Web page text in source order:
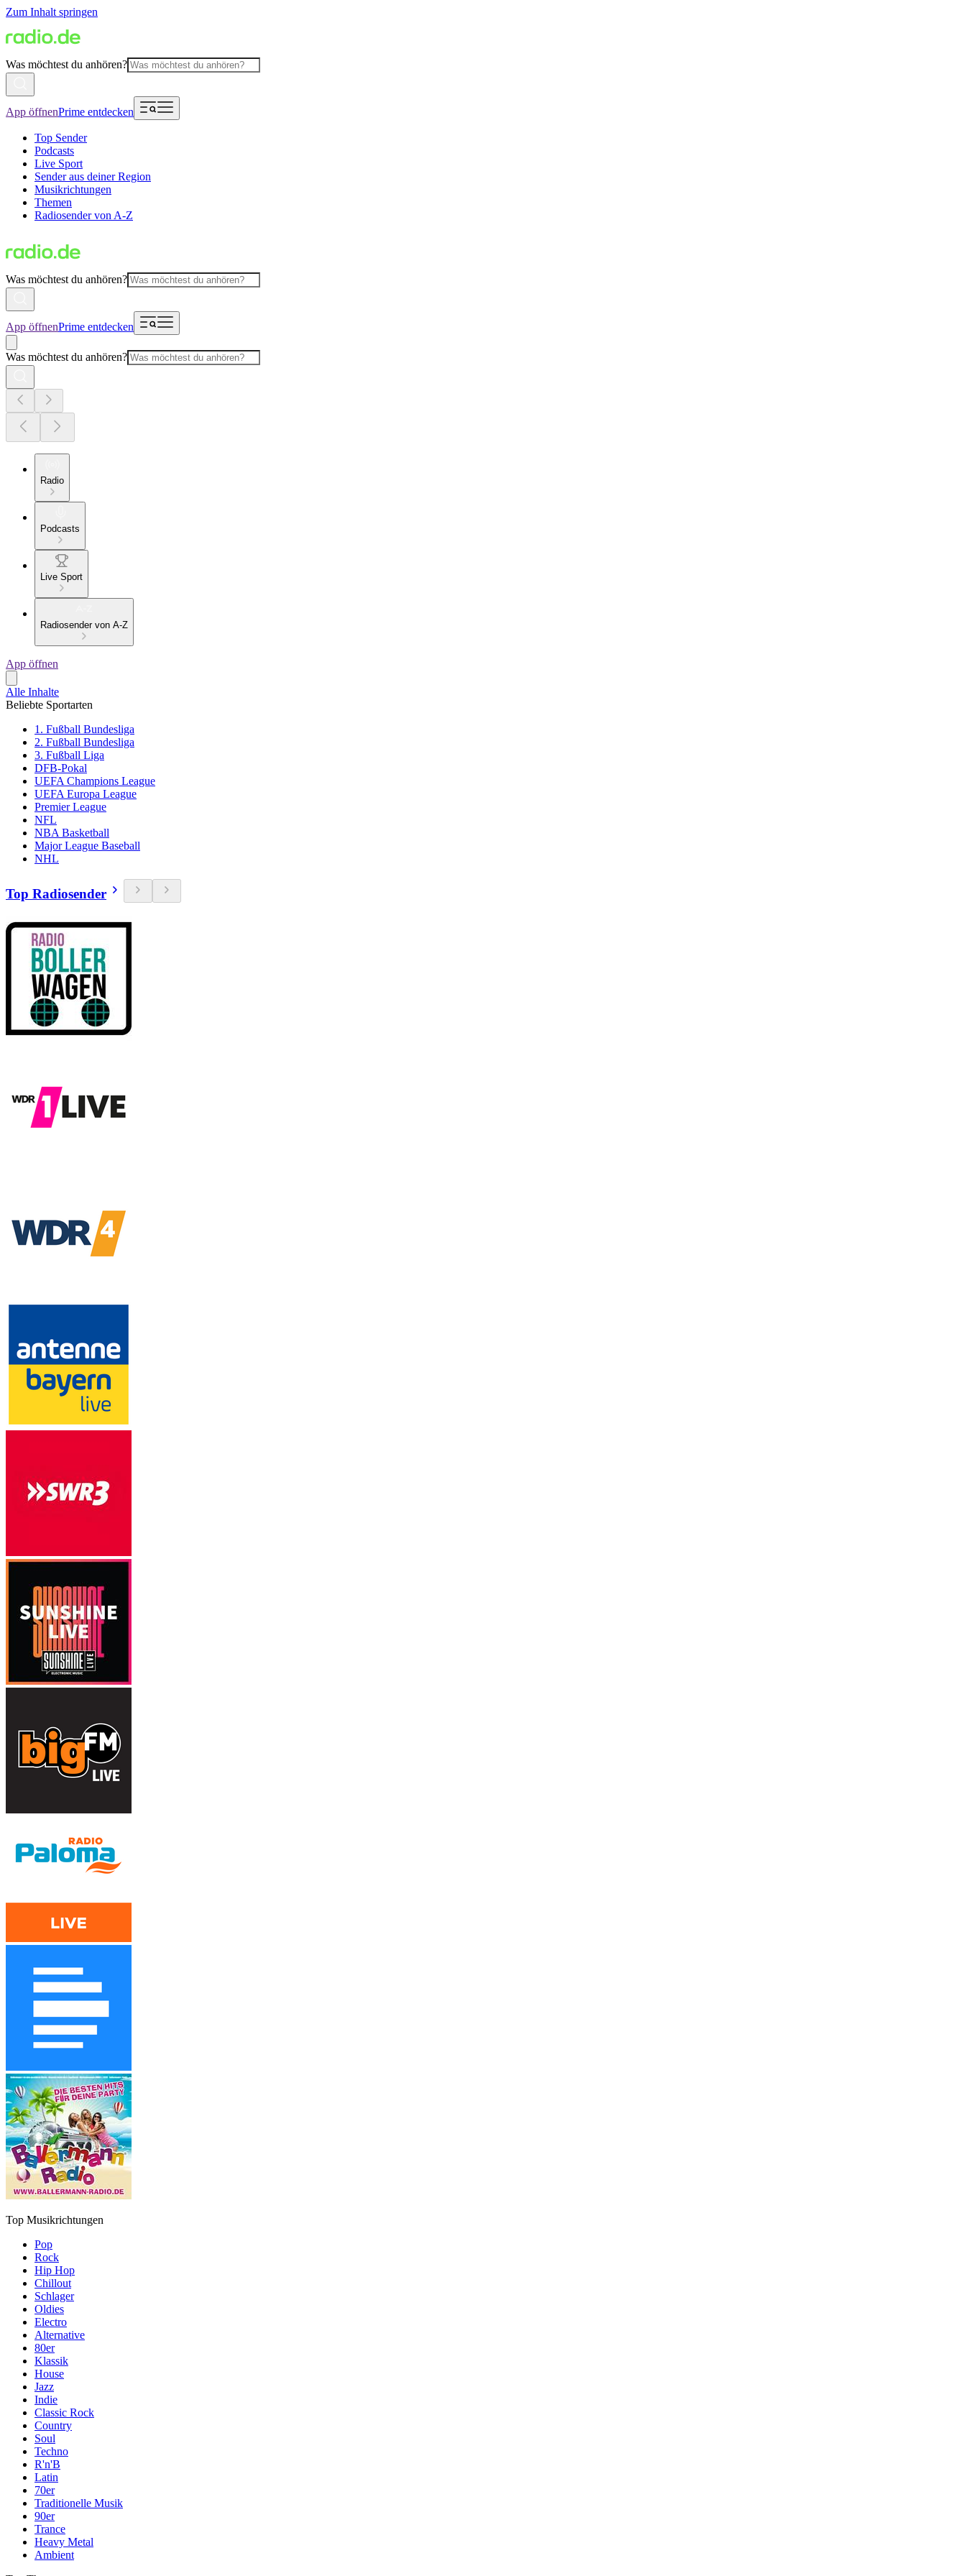
Zum Inhalt springen
Was möchtest du anhören?
App öffnenPrime entdecken
Top Sender
Podcasts
Live Sport
Sender aus deiner Region
Musikrichtungen
Themen
Radiosender von A-Z
Was möchtest du anhören?
App öffnenPrime entdecken
Was möchtest du anhören?
Radio
Podcasts
Live Sport
Radiosender von A-Z
App öffnen
Alle Inhalte
Beliebte Sportarten
1. Fußball Bundesliga
2. Fußball Bundesliga
3. Fußball Liga
DFB-Pokal
UEFA Champions League
UEFA Europa League
Premier League
NFL
NBA Basketball
Major League Baseball
NHL
Top Radiosender
Top Musikrichtungen
Pop
Rock
Hip Hop
Chillout
Schlager
Oldies
Electro
Alternative
80er
Klassik
House
Jazz
Indie
Classic Rock
Country
Soul
Techno
R'n'B
Latin
70er
Traditionelle Musik
90er
Trance
Heavy Metal
Ambient